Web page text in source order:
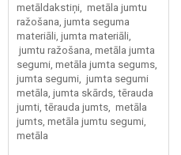
metāldakstiņi, metāla jumtu
ražošana, jumta seguma
materiāli, jumta materiāli,
jumtu ražošana, metāla jumta
segumi, metāla jumta segums,
jumta segumi, jumta segumi
metāla, jumta skārds, tērauda
jumti, tērauda jumts, metāla
jumts, metāla jumtu segumi,
metāla